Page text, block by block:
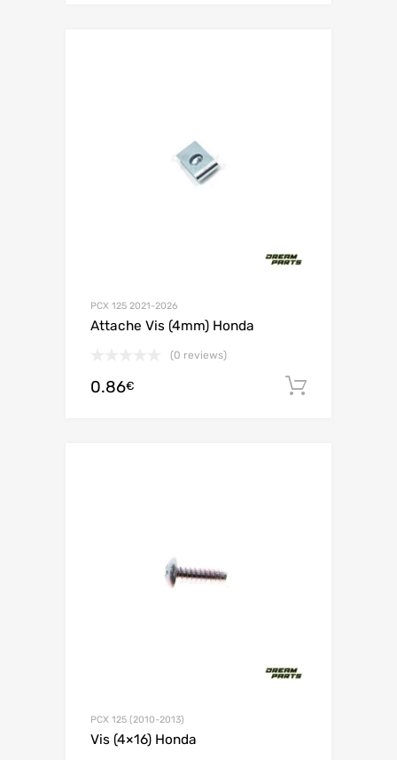
PCX 125 2021-2026
Attache Vis (4mm) Honda
(0 reviews)
0.86€
PCX 125 (2010-2013)
Vis (4×16) Honda